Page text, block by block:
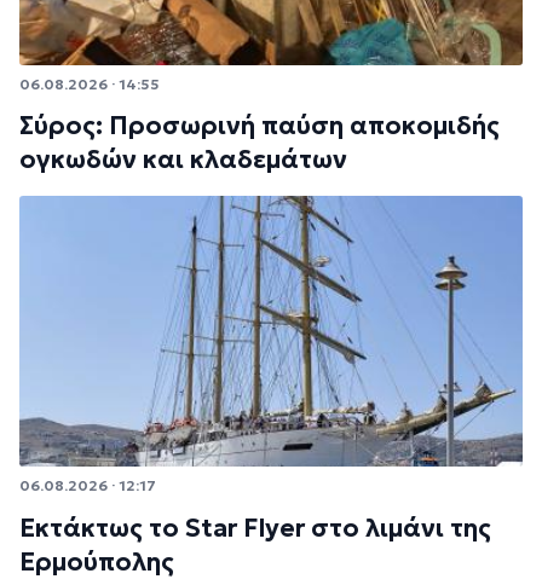
06.08.2026 · 14:55
Σύρος: Προσωρινή παύση αποκομιδής
ογκωδών και κλαδεμάτων
06.08.2026 · 12:17
Εκτάκτως το Star Flyer στο λιμάνι της
Ερμούπολης